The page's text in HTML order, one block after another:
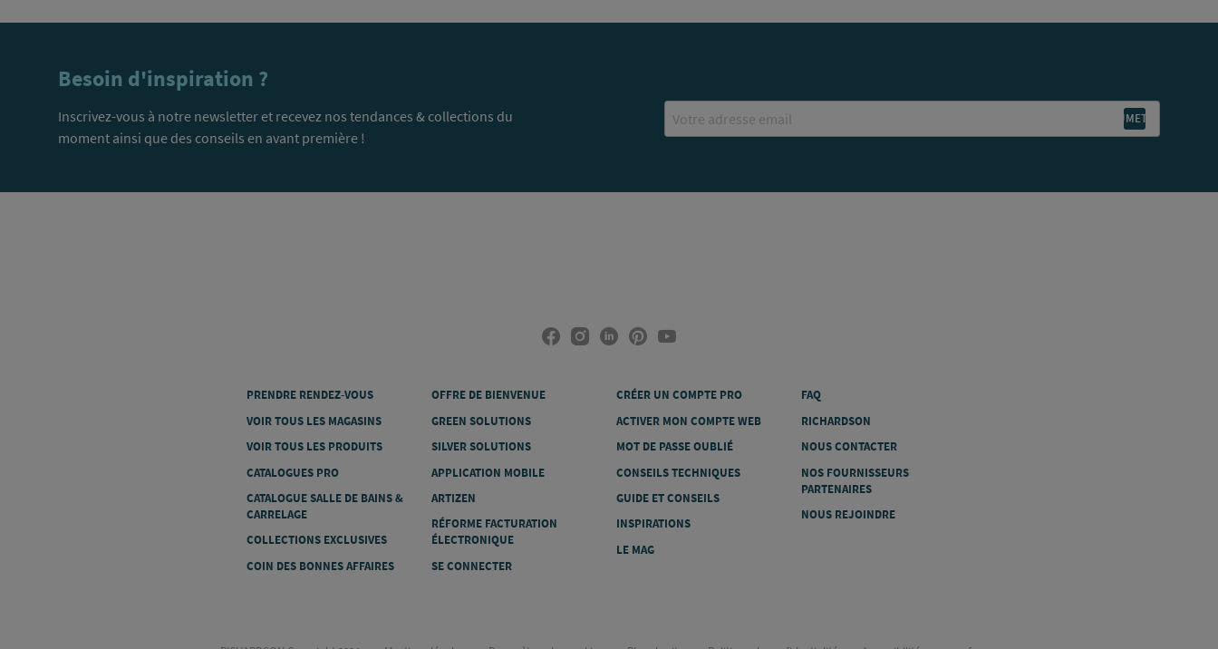
Besoin d'inspiration ?
Inscrivez-vous à notre newsletter et recevez nos tendances & collections du
moment ainsi que des conseils en avant première !
PRENDRE RENDEZ-VOUS
VOIR TOUS LES MAGASINS
VOIR TOUS LES PRODUITS
CATALOGUES PRO
CATALOGUE SALLE DE BAINS &
CARRELAGE
COLLECTIONS EXCLUSIVES
COIN DES BONNES AFFAIRES
OFFRE DE BIENVENUE
GREEN SOLUTIONS
SILVER SOLUTIONS
APPLICATION MOBILE
ARTIZEN
RÉFORME FACTURATION
ÉLECTRONIQUE
SE CONNECTER
CRÉER UN COMPTE PRO
ACTIVER MON COMPTE WEB
MOT DE PASSE OUBLIÉ
CONSEILS TECHNIQUES
GUIDE ET CONSEILS
INSPIRATIONS
LE MAG
FAQ
RICHARDSON
NOUS CONTACTER
NOS FOURNISSEURS
PARTENAIRES
NOUS REJOINDRE